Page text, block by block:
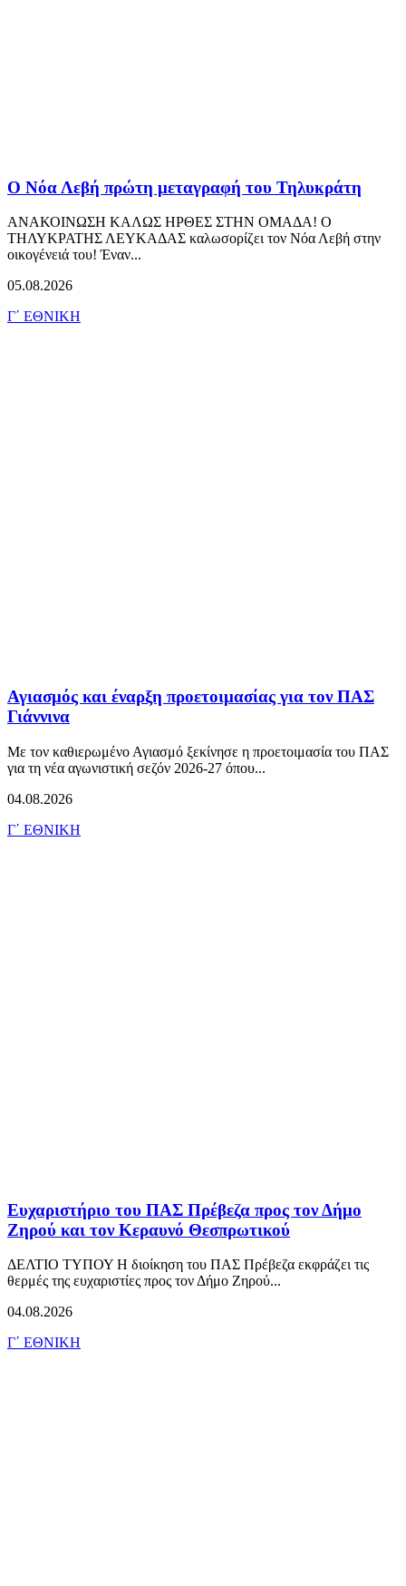
Ο Νόα Λεβή πρώτη μεταγραφή του Τηλυκράτη
ΑΝΑΚΟΙΝΩΣΗ ΚΑΛΩΣ ΗΡΘΕΣ ΣΤΗΝ ΟΜΑΔΑ! Ο
ΤΗΛΥΚΡΑΤΗΣ ΛΕΥΚΑΔΑΣ καλωσορίζει τον Νόα Λεβή στην
οικογένειά του! Έναν...
05.08.2026
Γ΄ ΕΘΝΙΚΗ
Αγιασμός και έναρξη προετοιμασίας για τον ΠΑΣ
Γιάννινα
Με τον καθιερωμένο Αγιασμό ξεκίνησε η προετοιμασία του ΠΑΣ
για τη νέα αγωνιστική σεζόν 2026-27 όπου...
04.08.2026
Γ΄ ΕΘΝΙΚΗ
Ευχαριστήριο του ΠΑΣ Πρέβεζα προς τον Δήμο
Ζηρού και τον Κεραυνό Θεσπρωτικού
ΔΕΛΤΙΟ ΤΥΠΟΥ Η διοίκηση του ΠΑΣ Πρέβεζα εκφράζει τις
θερμές της ευχαριστίες προς τον Δήμο Ζηρού...
04.08.2026
Γ΄ ΕΘΝΙΚΗ